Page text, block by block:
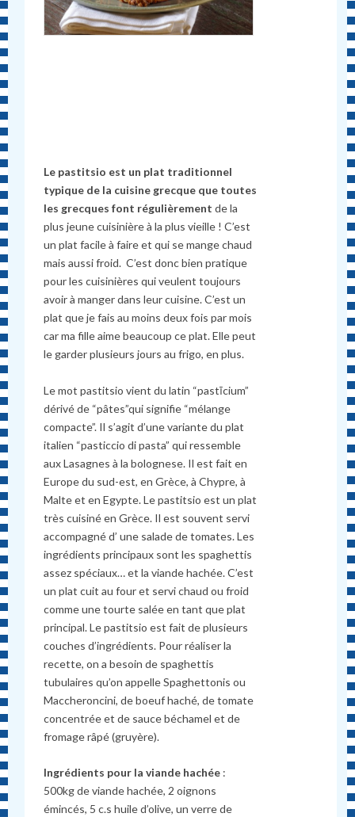
Le pastitsio est un plat traditionnel
typique de la cuisine grecque que toutes
les grecques font régulièrementde la
plus jeune cuisinière à la plus vieille ! C’est
un plat facile à faire et qui se mange chaud
mais aussi froid. C’est donc bien pratique
pour les cuisinières qui veulent toujours
avoir à manger dans leur cuisine. C’est un
plat que je fais au moins deux fois par mois
car ma fille aime beaucoup ce plat. Elle peut
le garder plusieurs jours au frigo, en plus.
Le mot pastitsio vient du latin “pastīcium”
dérivé de “pâtes”qui signifie “mélange
compacte”. Il s’agit d’une variante du plat
italien “pasticcio di pasta” qui ressemble
aux Lasagnes à la bolognese. Il est fait en
Europe du sud-est, en Grèce, à Chypre, à
Malte et en Egypte. Le pastitsio est un plat
très cuisiné en Grèce. Il est souvent servi
accompagné d’ une salade de tomates. Les
ingrédients principaux sont les spaghettis
assez spéciaux… et la viande hachée. C’est
un plat cuit au four et servi chaud ou froid
comme une tourte salée en tant que plat
principal. Le pastitsio est fait de plusieurs
couches d’ingrédients. Pour réaliser la
recette, on a besoin de spaghettis
tubulaires qu’on appelle Spaghettonis ou
Maccheroncini, de boeuf haché, de tomate
concentrée et de sauce béchamel et de
fromage râpé (gruyère).
Ingrédients pour la viande hachée :
500kg de viande hachée, 2 oignons
émincés, 5 c.s huile d’olive, un verre de